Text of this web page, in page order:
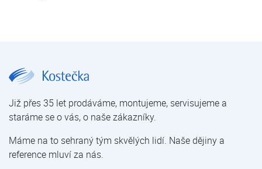
Již přes 35 let prodáváme, montujeme, servisujeme a
staráme se o vás, o naše zákazníky.
Máme na to sehraný tým skvělých lidí. Naše dějiny a
reference mluví za nás.